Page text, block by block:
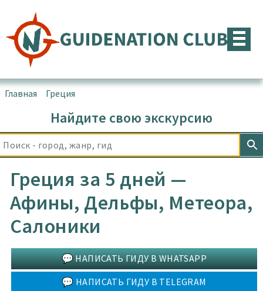
содержимому
Главная Греция
Найдите свою экскурсию
Греция за 5 дней —
Афины, Дельфы, Метеора,
Салоники
💬 НАПИСАТЬ ГИДУ В WHATSAPP
💬 НАПИСАТЬ ГИДУ В TELEGRAM